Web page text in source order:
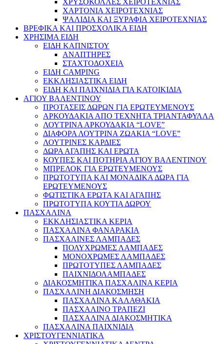
ΧΡΥΣΟΚΟΛΛΕΣ ΧΕΙΡΟΤΕΧΝΙΑΣ
ΧΑΡΤΟΝΙΑ ΧΕΙΡΟΤΕΧΝΙΑΣ
ΨΑΛΙΔΙΑ ΚΑΙ ΞΥΡΑΦΙΑ ΧΕΙΡΟΤΕΧΝΙΑΣ
ΒΡΕΦΙΚΑ ΚΑΙ ΠΡΟΣΧΟΛΙΚΑ ΕΙΔΗ
ΧΡΗΣΙΜΑ ΕΙΔΗ
ΕΙΔΗ ΚΑΠΝΙΣΤΟΥ
ΑΝΑΠΤΗΡΕΣ
ΣΤΑΧΤΟΔΟΧΕΙΑ
ΕΙΔΗ CAMPING
ΕΚΚΛΗΣΙΑΣΤΙΚΑ ΕΙΔΗ
ΕΙΔΗ ΚΑΙ ΠΑΙΧΝΙΔΙΑ ΓΙΑ ΚΑΤΟΙΚΙΔΙΑ
ΑΓΙΟΥ ΒΑΛΕΝΤΙΝΟΥ
ΠΡΟΤΑΣΕΙΣ ΔΩΡΩΝ ΓΙΑ ΕΡΩΤΕΥΜΕΝΟΥΣ
ΑΡΚΟΥΔΑΚΙΑ ΑΠΟ ΤΕΧΝΗΤΑ ΤΡΙΑΝΤΑΦΥΛΛΑ
ΛΟΥΤΡΙΝΑ ΑΡΚΟΥΔΑΚΙΑ “LOVE”
ΔΙΑΦΟΡΑ ΛΟΥΤΡΙΝΑ ΖΩΑΚΙΑ “LOVE”
ΛΟΥΤΡΙΝΕΣ ΚΑΡΔΙΕΣ
ΔΩΡΑ ΑΓΑΠΗΣ ΚΑΙ ΕΡΩΤΑ
ΚΟΥΠΕΣ ΚΑΙ ΠΟΤΗΡΙΑ ΑΓΙΟΥ ΒΑΛΕΝΤΙΝΟΥ
ΜΠΡΕΛΟΚ ΓΙΑ ΕΡΩΤΕΥΜΕΝΟΥΣ
ΠΡΩΤΟΤΥΠΑ ΚΑΙ ΜΟΝΑΔΙΚΑ ΔΩΡΑ ΓΙΑ
ΕΡΩΤΕΥΜΕΝΟΥΣ
ΦΩΤΙΣΤΙΚΑ ΕΡΩΤΑ ΚΑΙ ΑΓΑΠΗΣ
ΠΡΩΤΟΤΥΠΑ ΚΟΥΤΙΑ ΔΩΡΟΥ
ΠΑΣΧΑΛΙΝΑ
ΕΚΚΛΗΣΙΑΣΤΙΚΑ ΚΕΡΙΑ
ΠΑΣΧΑΛΙΝΑ ΦΑΝΑΡΑΚΙΑ
ΠΑΣΧΑΛΙΝΕΣ ΛΑΜΠΑΔΕΣ
ΠΟΛΥΧΡΩΜΕΣ ΛΑΜΠΑΔΕΣ
ΜΟΝΟΧΡΩΜΕΣ ΛΑΜΠΑΔΕΣ
ΠΡΩΤΟΤΥΠΕΣ ΛΑΜΠΑΔΕΣ
ΠΑΙΧΝΙΔΟΛΑΜΠΑΔΕΣ
ΔΙΑΚΟΣΜΗΤΙΚΑ ΠΑΣΧΑΛΙΝΑ ΚΕΡΙΑ
ΠΑΣΧΑΛΙΝΗ ΔΙΑΚΟΣΜΗΣΗ
ΠΑΣΧΑΛΙΝΑ ΚΑΛΑΘΑΚΙΑ
ΠΑΣΧΑΛΙΝΟ ΤΡΑΠΕΖΙ
ΠΑΣΧΑΛΙΝΑ ΔΙΑΚΟΣΜΗΤΙΚΑ
ΠΑΣΧΑΛΙΝΑ ΠΑΙΧΝΙΔΙΑ
ΧΡΙΣΤΟΥΓΕΝΝΙΑΤΙΚΑ